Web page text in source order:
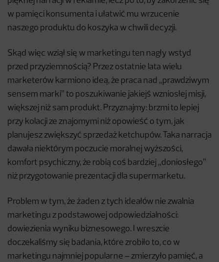
w pamięci konsumenta i ułatwić mu wrzucenie
naszego produktu do koszyka w chwili decyzji.
Skąd więc wziął się w marketingu ten nagły wstyd
przed przyziemnością? Przez ostatnie lata wielu
marketerów karmiono ideą, że praca nad „prawdziwym
sensem marki” to poszukiwanie jakiejś wzniosłej misji,
większej niż sam produkt. Przyznajmy: brzmi to lepiej
przy kolacji ze znajomymi niż opowieść o tym, jak
planujesz zwiększyć sprzedaż ketchupów. Taka narracja
dawała niektórym poczucie moralnej wyższości,
komfort psychiczny, że robią coś bardziej „doniosłego”
niż przygotowanie prezentacji dla supermarketu.
Problem w tym, że żaden z tych ideałów nie zwalnia
marketingu z podstawowej odpowiedzialności:
dowiezienia wyniku biznesowego. I wreszcie
doczekaliśmy się badania, które zrobiło to, co w
marketingu najmniej popularne – zmierzyło pamięć, a